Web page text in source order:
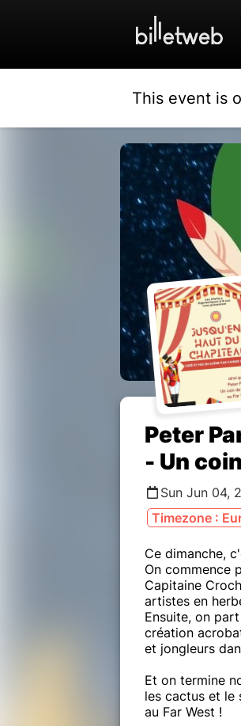
This event is
Peter
- Un
Sun Jun 04,
Timezone :
Ce dimanche,
On commence
Capitaine
artistes en
Ensuite, on
création
et jongleurs
Et on termine
les cactus et le
au Far West !